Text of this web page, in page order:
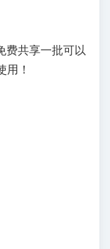
费共享一批可以
用！